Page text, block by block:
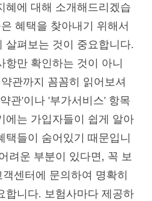
혜에 대해 소개해드리겠습
혜택을 찾아내기 위해서
살펴보는 것이 중요합니다.
항만 확인하는 것이 아니
관까지 꼼꼼히 읽어보셔
관'이나 '부가서비스' 항목
에는 가입자들이 쉽게 알아
택들이 숨어있기 때문입니
려운 부분이 있다면, 꼭 보
센터에 문의하여 명확히
합니다. 보험사마다 제공하